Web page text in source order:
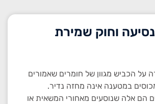
וחוק שמירת
על הכביש מגוון של חומרים שאמורים
במטענה אינה מחזה נדיר.
הם אלה שנוסעים מאחורי המשאית או